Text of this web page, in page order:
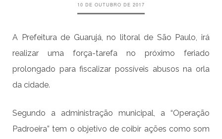
10 DE OUTUBRO DE 2017
A Prefeitura de Guarujá, no litoral de São Paulo, irá
realizar uma força-tarefa no próximo feriado
prolongado para fiscalizar possíveis abusos na orla
da cidade.
Segundo a administração municipal, a “Operação
Padroeira” tem o objetivo de coibir ações como som